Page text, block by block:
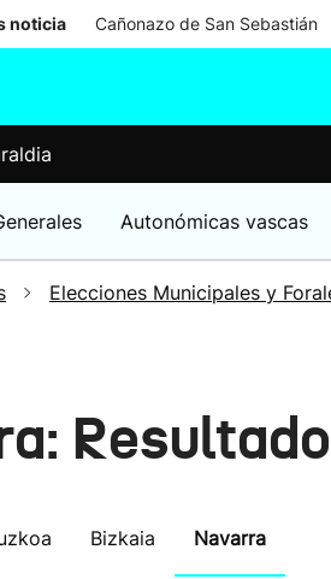
noticia Cañonazo de San Sebastián
Autonómicas vascas
Elecciones Municipales y
Bizkaia Navarra